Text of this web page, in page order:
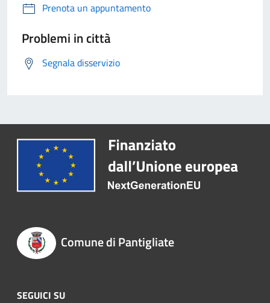
Prenota un appuntamento
Problemi in città
Segnala disservizio
Comune di Pantigliate
SEGUICI SU